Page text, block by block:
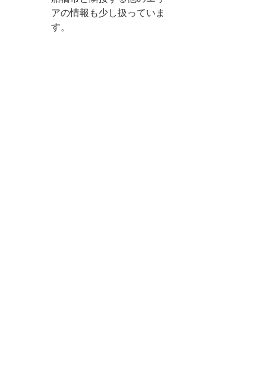
アの情報も少し扱っていま
す。